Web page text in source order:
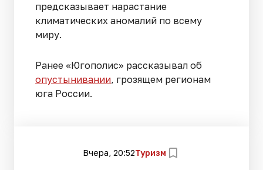
предсказывает нарастание
климатических аномалий по всему
миру.
Ранее «Югополис» рассказывал об
опустынивании, грозящем регионам
юга России.
Вчера, 20:52Туризм